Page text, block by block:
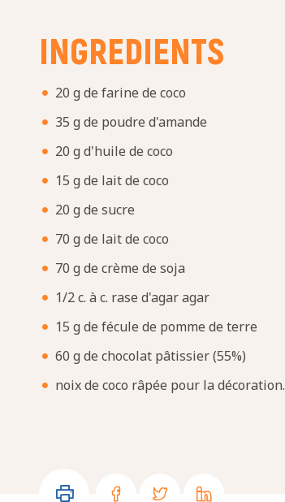
INGREDIENTS
20 g de farine de coco
35 g de poudre d'amande
20 g d'huile de coco
15 g de lait de coco
20 g de sucre
70 g de lait de coco
70 g de crème de soja
1/2 c. à c. rase d'agar agar
15 g de fécule de pomme de terre
60 g de chocolat pâtissier (55%)
noix de coco râpée pour la décoration.